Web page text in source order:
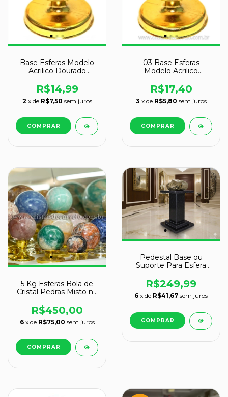
Base Esferas Modelo
Acrilico Dourado
R$14,99
2 x de R$7,50 sem juros
03 Base Esferas
Modelo Acrilico
150 a 900gr
R$17,40
3 x de R$5,80 sem juros
5 Kg Esferas Bola de
Cristal Pedras Misto no
R$450,00
6 x de R$75,00 sem juros
Pedestal Base ou
Suporte Para Esfera
109095
R$249,99
6 x de R$41,67 sem juros